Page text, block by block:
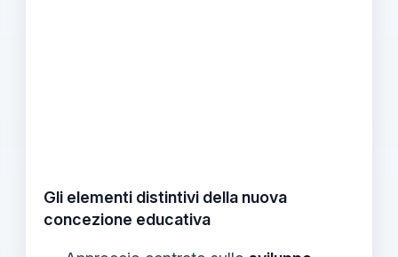
Gli elementi distintivi della nuova
concezione educativa